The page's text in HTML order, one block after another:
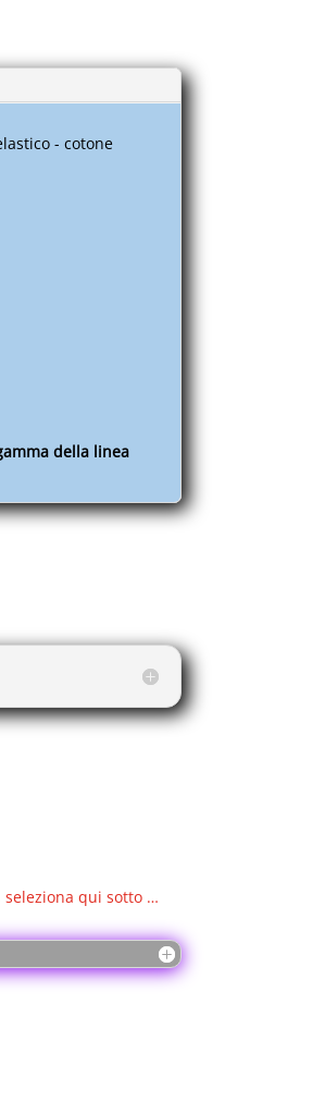
- cotone
della linea
a tutti i tipi
fabbricazione
dannosi per
Per settore
alla poltrona,
Lavapiatti,
Oss, Panettiere,
qui sotto …